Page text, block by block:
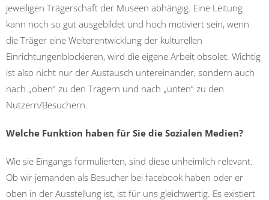
jeweiligen Trägerschaft der Museen abhängig. Eine Leitung
kann noch so gut ausgebildet und hoch motiviert sein, wenn
die Träger eine Weiterentwicklung der kulturellen
Einrichtungenblockieren, wird die eigene Arbeit obsolet. Wichtig
ist also nicht nur der Austausch untereinander, sondern auch
nach „oben“ zu den Trägern und nach „unten“ zu den
Nutzern/Besuchern.
Welche Funktion haben für Sie die Sozialen Medien?
Wie sie Eingangs formulierten, sind diese unheimlich relevant.
Ob wir jemanden als Besucher bei facebook haben oder er
oben in der Ausstellung ist, ist für uns gleichwertig. Es existiert